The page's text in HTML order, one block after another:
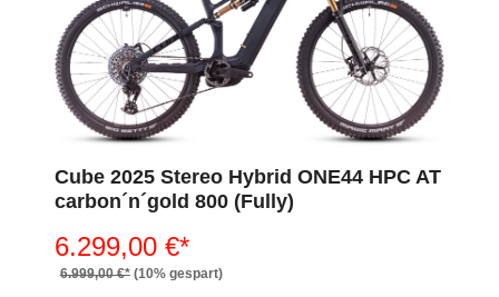
Cube 2025 Stereo Hybrid ONE44 HPC AT
carbon´n´gold 800 (Fully)
6.299,00 €*
6.999,00 €* (10% gespart)